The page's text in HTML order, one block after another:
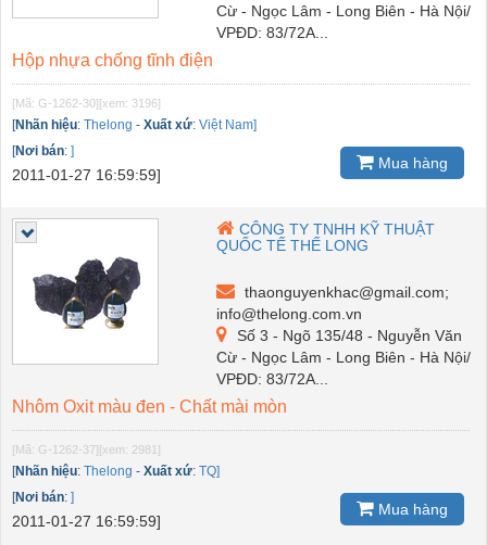
Cừ - Ngọc Lâm - Long Biên - Hà Nội/
VPĐD: 83/72A...
Hộp nhựa chống tĩnh điện
[Mã: G-1262-30][xem: 3196]
[Nhãn hiệu: Thelong - Xuất xứ: Việt Nam]
[Nơi bán: ]
2011-01-27 16:59:59]
Mua hàng
CÔNG TY TNHH KỸ THUẬT
QUỐC TẾ THẾ LONG
thaonguyenkhac@gmail.com;
info@thelong.com.vn
Số 3 - Ngõ 135/48 - Nguyễn Văn
Cừ - Ngọc Lâm - Long Biên - Hà Nội/
VPĐD: 83/72A...
Nhôm Oxit màu đen - Chất mài mòn
[Mã: G-1262-37][xem: 2981]
[Nhãn hiệu: Thelong - Xuất xứ: TQ]
[Nơi bán: ]
2011-01-27 16:59:59]
Mua hàng